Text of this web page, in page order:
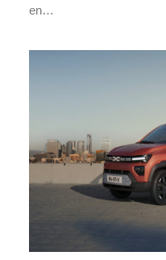
en…